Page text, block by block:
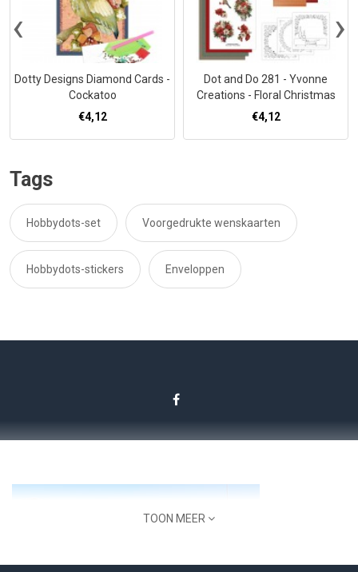
Dotty Designs Diamond Cards -
Cockatoo
€4,12
Dot and Do 281 - Yvonne
Creations - Floral Christmas
€4,12
‹ ›
Tags
Hobbydots-set Voorgedrukte wenskaarten
Hobbydots-stickers Enveloppen
TOON MEER